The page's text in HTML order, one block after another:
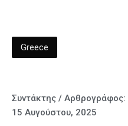
Greece
Συντάκτης / Αρθρογράφος:
15 Αυγούστου, 2025